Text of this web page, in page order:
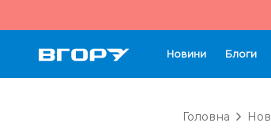
Новини Блоги
Головна